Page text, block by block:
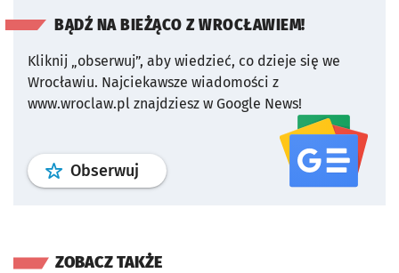
BĄDŹ NA BIEŻĄCO Z WROCŁAWIEM!
Kliknij „obserwuj”, aby wiedzieć, co dzieje się we
Wrocławiu. Najciekawsze wiadomości z
www.wroclaw.pl znajdziesz w Google News!
Obserwuj profil serwisu
ZOBACZ TAKŻE